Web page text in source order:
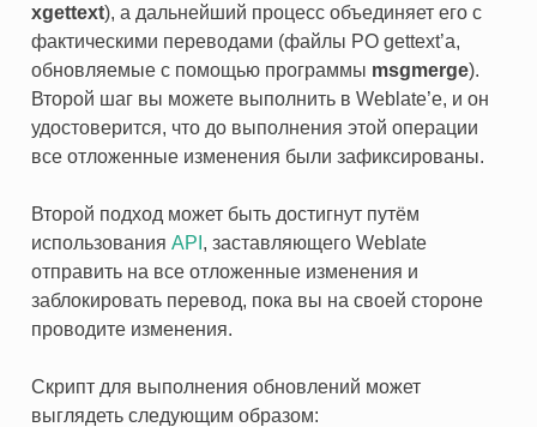
xgettext), а дальнейший процесс объединяет его с
фактическими переводами (файлы PO gettext’а,
обновляемые с помощью программы msgmerge).
Второй шаг вы можете выполнить в Weblate’е, и он
удостоверится, что до выполнения этой операции
все отложенные изменения были зафиксированы.
Второй подход может быть достигнут путём
использования API , заставляющего Weblate
отправить на все отложенные изменения и
заблокировать перевод, пока вы на своей стороне
проводите изменения.
Скрипт для выполнения обновлений может
выглядеть следующим образом: